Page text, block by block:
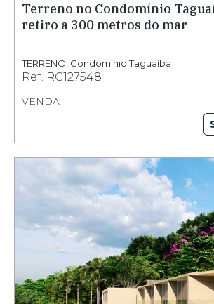
Terreno no Condomínio
retiro a 300 metros do mar
TERRENO Condomínio Taguaíba
Ref. RC127548
VENDA